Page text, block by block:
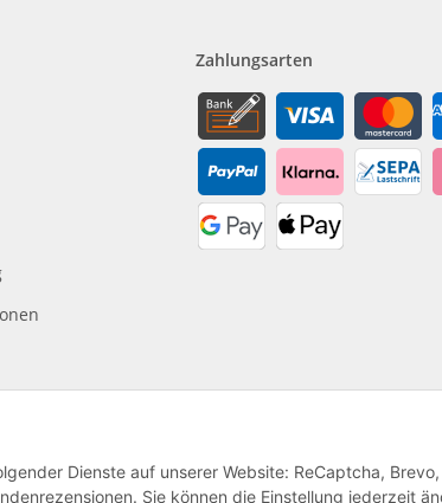
Dienste auf unserer Website: ReCaptcha, Brevo,
Sie können die Einstellung jederzeit
Zahlungsarten